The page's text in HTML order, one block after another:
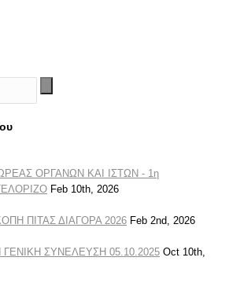
ΟΡΓΑΝΩΝ ΚΑΙ ΙΣΤΩΝ - 1η
Feb 10th, 2026
ΠΙΤΑΣ ΔΙΑΓΟΡΑ 2026 Feb 2nd, 2026
ΣΥΝΕΛΕΥΣΗ 05.10.2025 Oct 10th,